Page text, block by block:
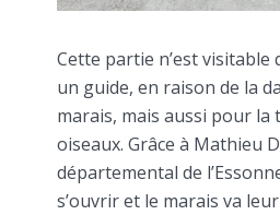
Cette partie n’est visitable
un guide, en raison de la
marais, mais aussi pour la
oiseaux. Grâce à Mathieu
départemental de
s’ouvrir et le marais va